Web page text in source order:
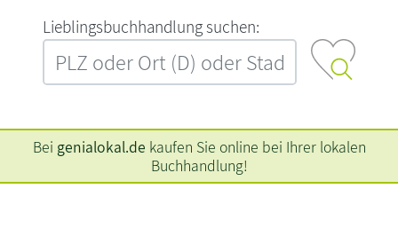
L‍i‍e‍b‍l‍i‍n‍g‍s‍b‍u‍c‍h‍h‍a‍n‍d‍l‍u‍n‍g‍ ‍s‍u‍c‍h‍e‍n‍:‍
Bei genialokal.de kaufen Sie online bei Ihrer lokalen
Buchhandlung!